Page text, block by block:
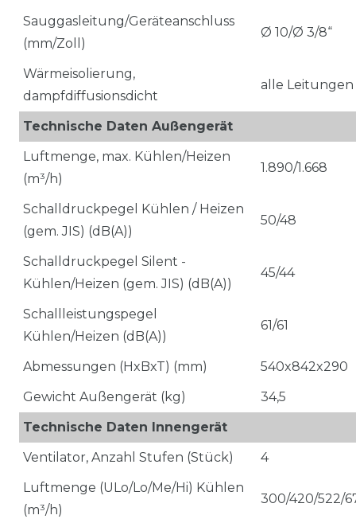
Sauggasleitung/Geräteanschluss
(mm/Zoll)
Ø 10/Ø 3/8“
Wärmeisolierung,
dampfdiffusionsdicht
alle Leitungen
Technische Daten Außengerät
Luftmenge, max. Kühlen/Heizen
(m³/h)
1.890/1.668
Schalldruckpegel Kühlen / Heizen
(gem. JIS) (dB(A))
50/48
Schalldruckpegel Silent -
Kühlen/Heizen (gem. JIS) (dB(A))
45/44
Schallleistungspegel
Kühlen/Heizen (dB(A))
61/61
Abmessungen (HxBxT) (mm)
540x842x290
Gewicht Außengerät (kg)
34,5
Technische Daten Innengerät
Ventilator, Anzahl Stufen (Stück)
4
Luftmenge (ULo/Lo/Me/Hi) Kühlen
(m³/h)
300/420/522/